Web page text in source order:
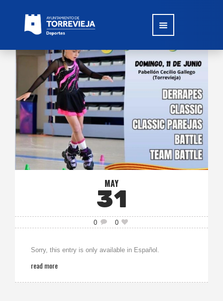
MAY
31
0 0
Sorry, this entry is only available in Español.
read more